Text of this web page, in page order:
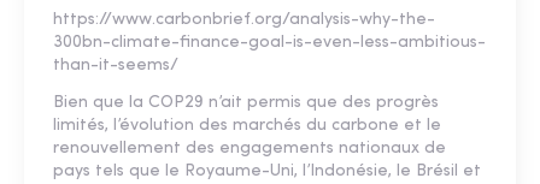
https://www.carbonbrief.org/analysis-why-the-
300bn-climate-finance-goal-is-even-less-ambitious-
than-it-seems/
Bien que la COP29 n’ait permis que des progrès
limités, l’évolution des marchés du carbone et le
renouvellement des engagements nationaux de
pays tels que le Royaume-Uni, l’Indonésie, le Brésil et